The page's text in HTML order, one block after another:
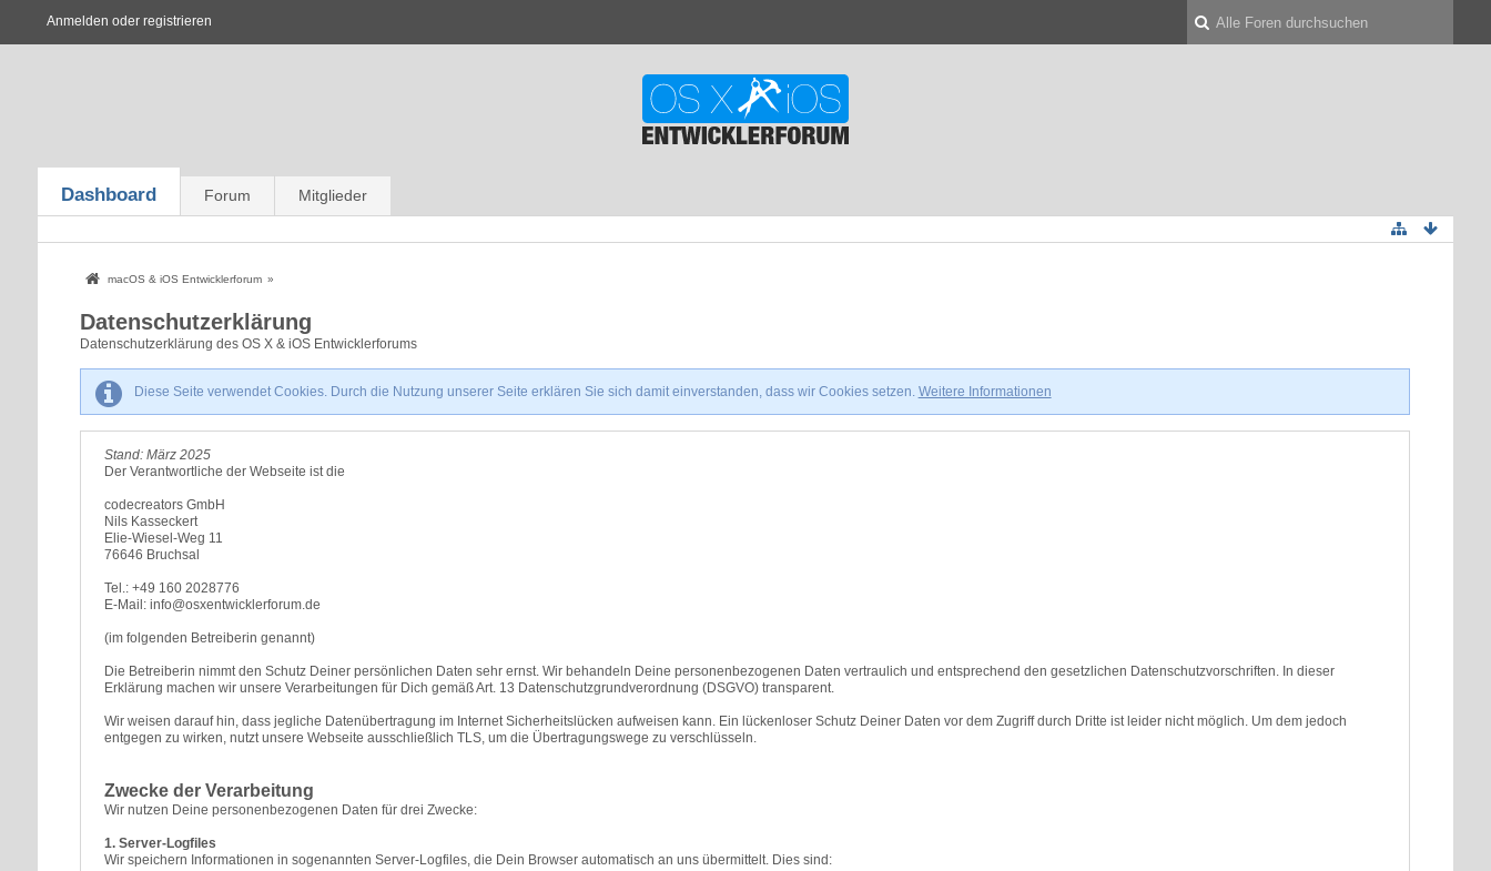
Anmelden oder registrieren
Dashboard Forum Mitglieder
macOS & iOS Entwicklerforum »
Datenschutzerklärung
Datenschutzerklärung des OS X & iOS Entwicklerforums
Diese Seite verwendet Cookies. Durch die Nutzung unserer Seite erklären Sie sich damit einverstanden, dass wir Cookies setzen. Weitere Informationen
Stand: März 2025
Der Verantwortliche der Webseite ist die
codecreators GmbH
Nils Kasseckert
Elie-Wiesel-Weg 11
76646 Bruchsal
Tel.: +49 160 2028776
E-Mail: info@osxentwicklerforum.de
(im folgenden Betreiberin genannt)
Die Betreiberin nimmt den Schutz Deiner persönlichen Daten sehr ernst. Wir behandeln Deine personenbezogenen Daten vertraulich und entsprechend den gesetzlichen Datenschutzvorschriften. In dieser
Erklärung machen wir unsere Verarbeitungen für Dich gemäß Art. 13 Datenschutzgrundverordnung (DSGVO) transparent.
Wir weisen darauf hin, dass jegliche Datenübertragung im Internet Sicherheitslücken aufweisen kann. Ein lückenloser Schutz Deiner Daten vor dem Zugriff durch Dritte ist leider nicht möglich. Um dem jedoch
entgegen zu wirken, nutzt unsere Webseite ausschließlich TLS, um die Übertragungswege zu verschlüsseln.
Zwecke der Verarbeitung
Wir nutzen Deine personenbezogenen Daten für drei Zwecke:
1. Server-Logfiles
Wir speichern Informationen in sogenannten Server-Logfiles, die Dein Browser automatisch an uns übermittelt. Dies sind: